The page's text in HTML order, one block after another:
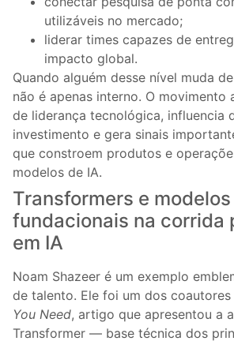
utilizáveis no mercado;
liderar times capazes de
impacto global.
Quando alguém desse nível muda
não é apenas interno. O movimento
de liderança tecnológica, influencia
investimento e gera sinais
que constroem produtos e
modelos de IA.
Transformers e modelos
fundacionais na corrida
em IA
Noam Shazeer é um exemplo
de talento. Ele foi um dos coautores
You Need, artigo que apresentou a
Transformer — base técnica dos